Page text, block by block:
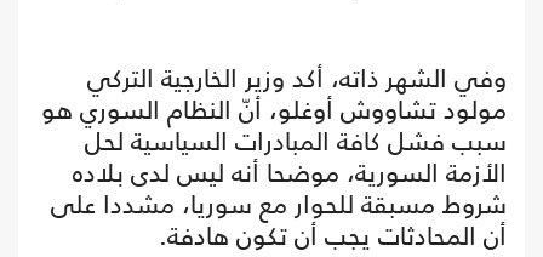
وفي الشهر ذاته، أكد وزير الخارجية التركي
مولود تشاووش أوغلو، أنّ النظام السوري هو
سبب فشل كافة المبادرات السياسية لحل
الأزمة السورية، موضحا أنه ليس لدى بلاده
شروط مسبقة للحوار مع سوريا، مشددا على
أن المحادثات يجب أن تكون هادفة.